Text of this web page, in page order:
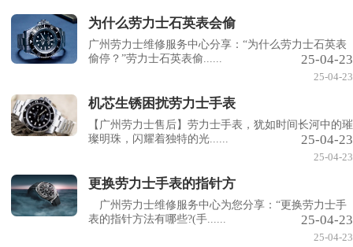
为什么劳力士石英表会偷
广州劳力士维修服务中心分享：“为什么劳力士石英表
偷停？”劳力士石英表偷......
25-04-23
25-04-23
机芯生锈困扰劳力士手表
【广州劳力士售后】劳力士手表，犹如时间长河中的璀
璨明珠，闪耀着独特的光......
25-04-23
25-04-23
更换劳力士手表的指针方
广州劳力士维修服务中心为您分享：“更换劳力士手
表的指针方法有哪些?(手......
25-04-23
25-04-23